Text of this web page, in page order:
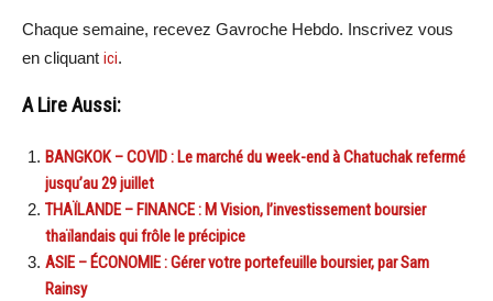
Chaque semaine, recevez Gavroche Hebdo. Inscrivez vous
en cliquant ici.
A Lire Aussi:
BANGKOK – COVID : Le marché du week-end à Chatuchak refermé
jusqu’au 29 juillet
THAÏLANDE – FINANCE : M Vision, l’investissement boursier
thaïlandais qui frôle le précipice
ASIE – ÉCONOMIE : Gérer votre portefeuille boursier, par Sam
Rainsy